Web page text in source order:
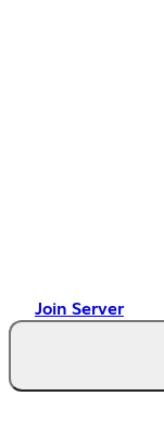
Join Server